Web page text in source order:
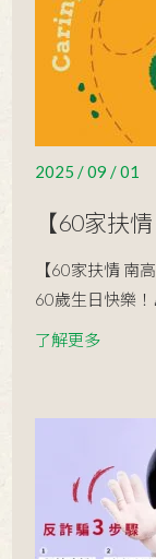
2025 / 09 / 01
【60家扶
【60家扶情 南
60歲生日快樂！
了解更多